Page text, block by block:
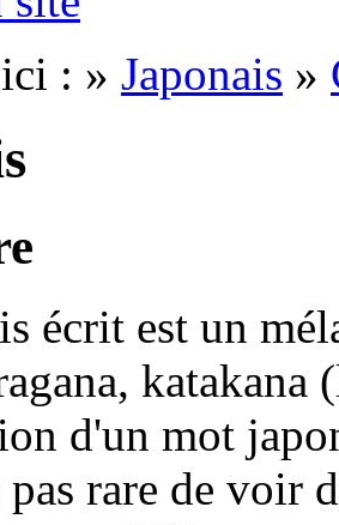
: » Japonais »
écrit est un
katakana
d'un mot
rare de voir